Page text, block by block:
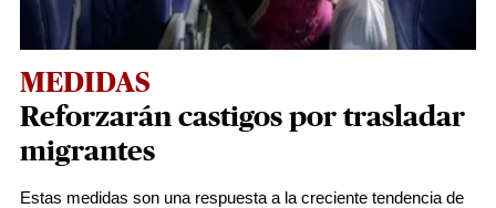
MEDIDAS
Reforzarán castigos por trasladar
migrantes
Estas medidas son una respuesta a la creciente tendencia de